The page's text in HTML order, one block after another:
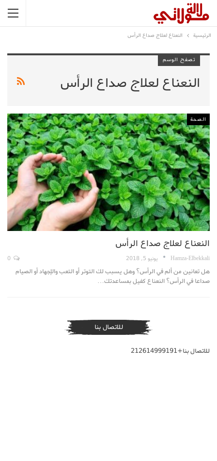
الرئيسية النعناع لعلاج صداع الرأس
تصفح الوسم
النعناع لعلاج صداع الرأس
الصحة
النعناع لعلاج صداع الرأس
Hamza-Elbekkali يونيو 5, 2018
هل تعانين من ألم في الرأس؟ وهل يسبب لك التوتر أو التعب والإجهاد أو الصيام
صداعا في الرأس؟ النعناع كفيل بمساعدتك…
للاتصال بنا
للاتصال بنا+212614999191